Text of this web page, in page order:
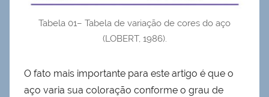
Tabela 01– Tabela de variação de cores do aço
(LOBERT, 1986).
O fato mais importante para este artigo é que o
aço varia sua coloração conforme o grau de